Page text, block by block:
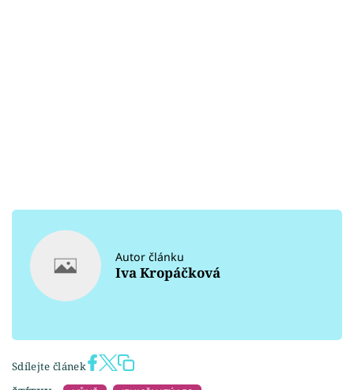
Autor článku
Iva Kropáčková
Sdílejte článek